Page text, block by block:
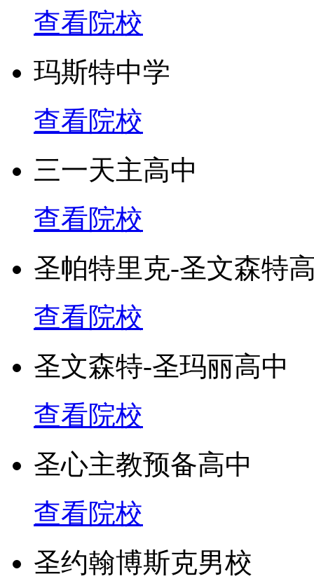
查看院校
玛斯特中学
查看院校
三一天主高中
查看院校
圣帕特里克-圣文森特
查看院校
圣文森特-圣玛丽高中
查看院校
圣心主教预备高中
查看院校
圣约翰博斯克男校